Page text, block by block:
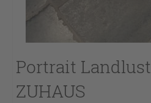
Portrait Landlust
ZUHAUS